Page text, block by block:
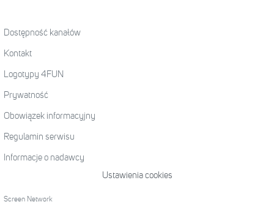
Dostępność kanałów
Kontakt
Logotypy 4FUN
Prywatność
Obowiązek informacyjny
Regulamin serwisu
Informacje o nadawcy
Ustawienia cookies
Screen Network